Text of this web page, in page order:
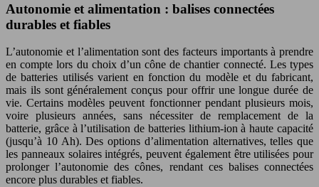
Autonomie et alimentation : balises connectées
durables et fiables
L’autonomie et l’alimentation sont des facteurs importants à prendre
en compte lors du choix d’un cône de chantier connecté. Les types
de batteries utilisés varient en fonction du modèle et du fabricant,
mais ils sont généralement conçus pour offrir une longue durée de
vie. Certains modèles peuvent fonctionner pendant plusieurs mois,
voire plusieurs années, sans nécessiter de remplacement de la
batterie, grâce à l’utilisation de batteries lithium-ion à haute capacité
(jusqu’à 10 Ah). Des options d’alimentation alternatives, telles que
les panneaux solaires intégrés, peuvent également être utilisées pour
prolonger l’autonomie des cônes, rendant ces balises connectées
encore plus durables et fiables.